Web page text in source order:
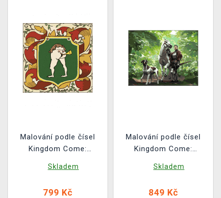
Malování podle čísel
Kingdom Come:
Díra (obraz na plátně)
Skladem
799 Kč
Malování podle čísel
Kingdom Come:
Vořech v lese (obraz na
Skladem
849 Kč